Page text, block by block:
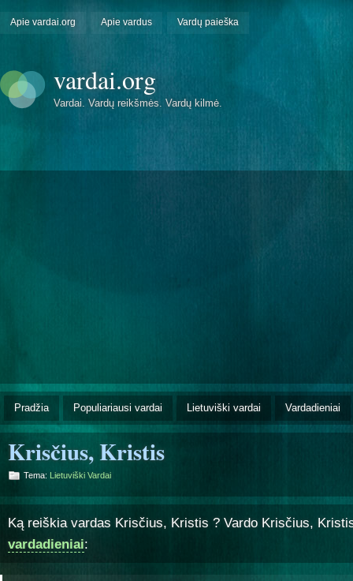
Apie vardai.org Apie vardus Vardų paieška
vardai.org
Vardai. Vardų reikšmės. Vardų kilmė.
Pradžia Populiariausi vardai Lietuviški vardai Vardadieniai
Krisčius, Kristis
Tema: Lietuviški Vardai
Ką reiškia vardas Krisčius, Kristis ? Vardo Krisčius,
vardadieniai: